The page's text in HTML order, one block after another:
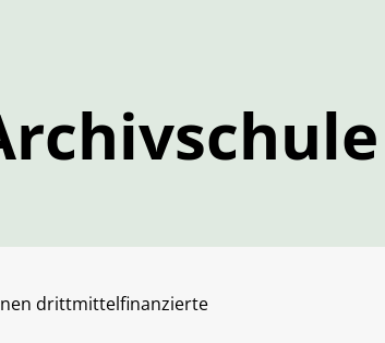
drittmittelfinanzierte